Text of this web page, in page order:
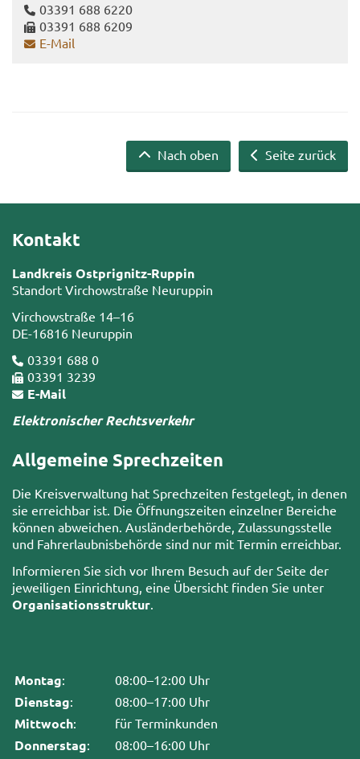
03391 688 6220
03391 688 6209
E-​Mail
Seite zurück
Nach oben
Kontakt
Landkreis Ostprignitz-Ruppin
Standort Virchowstraße Neuruppin
Virchowstraße 14–16
DE-16816 Neuruppin
03391 688 0
03391 3239
E-Mail
Elektronischer Rechtsverkehr
Allgemeine Sprechzeiten
Die Kreisverwaltung hat Sprechzeiten festgelegt, in denen
sie erreichbar ist. Die Öffnungszeiten einzelner Bereiche
können abweichen. Ausländerbehörde, Zulassungsstelle
und Fahrerlaubnisbehörde sind nur mit Termin erreichbar.
Informieren Sie sich vor Ihrem Besuch auf der Seite der
jeweiligen Einrichtung, eine Übersicht finden Sie unter
Organisationsstruktur
Montag: 08:00–12:00 Uhr
Dienstag: 08:00–17:00 Uhr
Mittwoch: für Terminkunden
Donnerstag: 08:00–16:00 Uhr